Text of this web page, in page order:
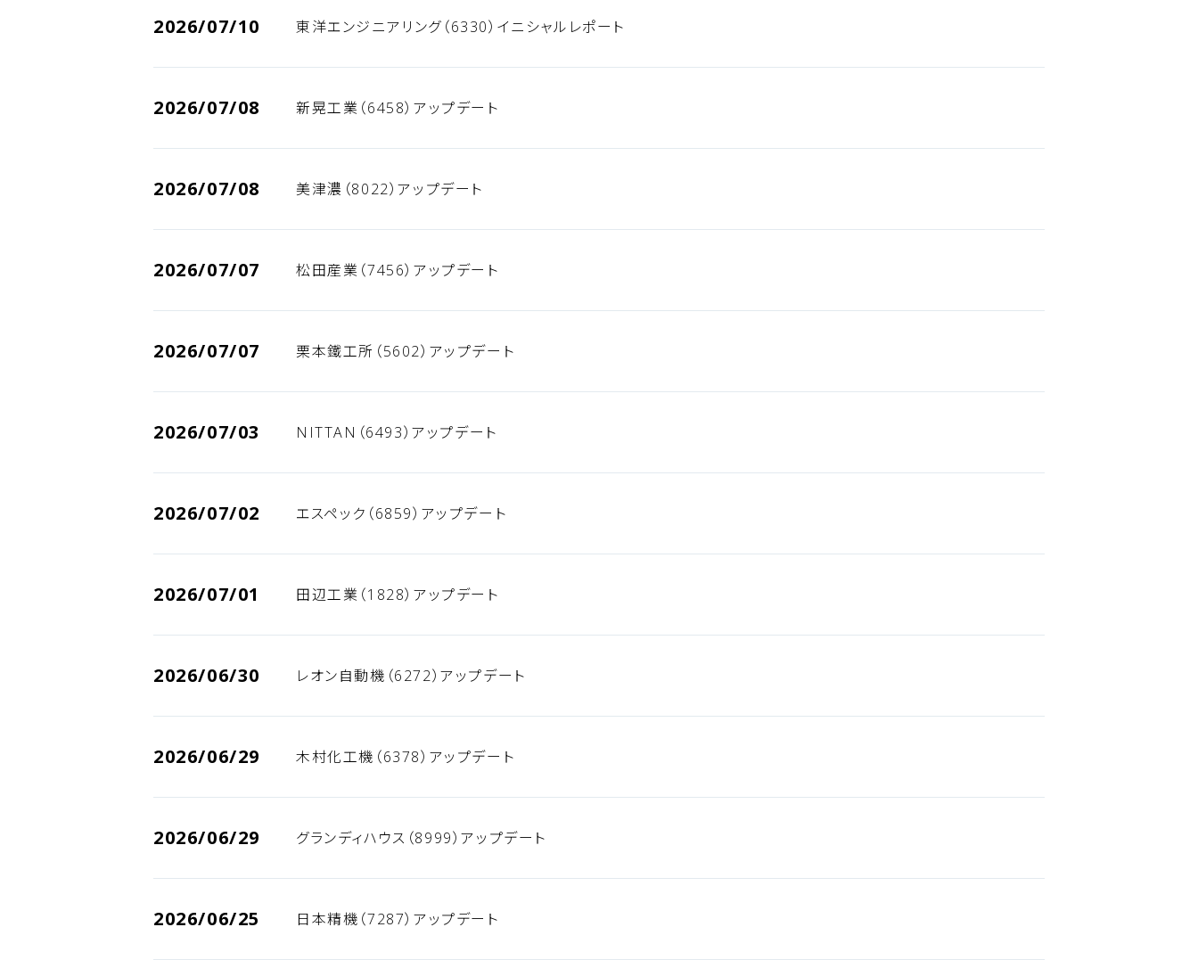
2026/07/10 東洋エンジニアリング（6330）イニシャルレポート
2026/07/08 新晃工業（6458）アップデート
2026/07/08 美津濃（8022）アップデート
2026/07/07 松田産業（7456）アップデート
2026/07/07 栗本鐵工所（5602）アップデート
2026/07/03 NITTAN（6493）アップデート
2026/07/02 エスペック（6859）アップデート
2026/07/01 田辺工業（1828）アップデート
2026/06/30 レオン自動機（6272）アップデート
2026/06/29 木村化工機（6378）アップデート
2026/06/29 グランディハウス（8999）アップデート
2026/06/25 日本精機（7287）アップデート